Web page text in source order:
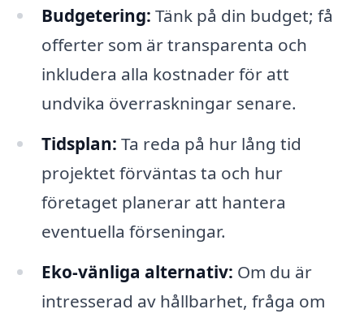
Budgetering: Tänk på din budget; få
offerter som är transparenta och
inkludera alla kostnader för att
undvika överraskningar senare.
Tidsplan: Ta reda på hur lång tid
projektet förväntas ta och hur
företaget planerar att hantera
eventuella förseningar.
Eko-vänliga alternativ: Om du är
intresserad av hållbarhet, fråga om